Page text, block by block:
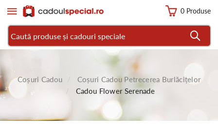
0 Produse
Coșuri Cadou
Coșuri Cadou Petrecerea Burlăcițelor
Cadou Flower Serenade